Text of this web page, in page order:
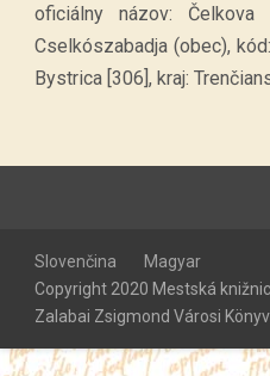
oficiálny názov: Čelkova
Cselkószabadja (obec),
Bystrica [306], kraj:
Slovenčina
Magyar
Copyright 2020 Mestská
Zalabai Zsigmond Városi